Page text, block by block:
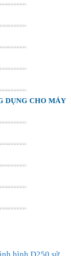
DỤNG CHO MÁY